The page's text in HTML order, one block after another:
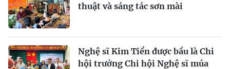
thuật và sáng tác sơn mài
Nghệ sĩ Kim Tiển được bầu là Chi
hội trưởng Chi hội Nghệ sĩ múa